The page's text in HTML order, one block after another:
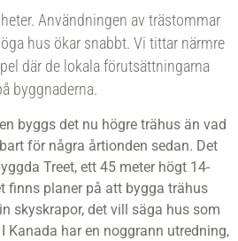
Användningen av trästommar
hus ökar snabbt. Vi tittar närmre
där de lokala förutsättningarna
byggnaderna.
byggs det nu högre trähus än vad
för några årtionden sedan. Det
Treet, ett 45 meter högt 14-
finns planer på att bygga trähus
skyskrapor, det vill säga hus som
Kanada har en noggrann utredning,